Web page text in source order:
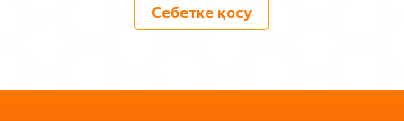
Себетке қосу